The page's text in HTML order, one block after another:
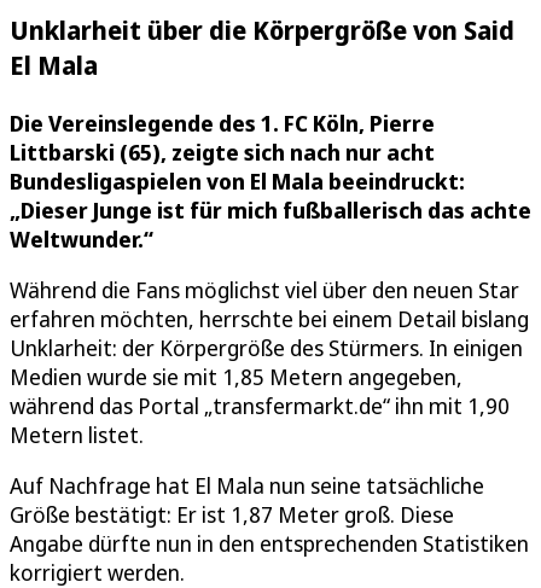
Unklarheit über die Körpergröße von Said
El Mala
Die Vereinslegende des 1. FC Köln, Pierre
Littbarski (65), zeigte sich nach nur acht
Bundesligaspielen von El Mala beeindruckt:
„Dieser Junge ist für mich fußballerisch das achte
Weltwunder.“
Während die Fans möglichst viel über den neuen Star
erfahren möchten, herrschte bei einem Detail bislang
Unklarheit: der Körpergröße des Stürmers. In einigen
Medien wurde sie mit 1,85 Metern angegeben,
während das Portal „transfermarkt.de“ ihn mit 1,90
Metern listet.
Auf Nachfrage hat El Mala nun seine tatsächliche
Größe bestätigt: Er ist 1,87 Meter groß. Diese
Angabe dürfte nun in den entsprechenden Statistiken
korrigiert werden.